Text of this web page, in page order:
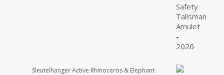
Sleutelhanger Active Rhinoceros & Elephant